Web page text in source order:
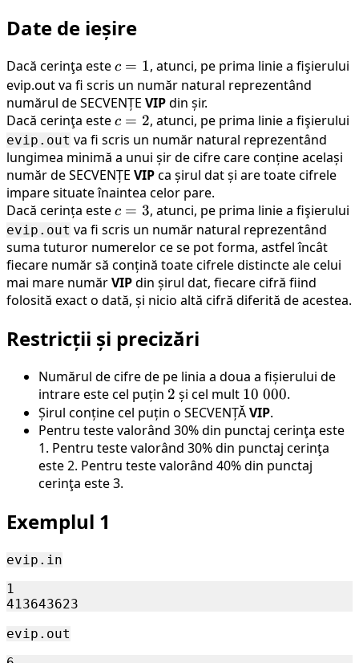
Date de ieșire
Dacă cerinţa estec=1
c = 1, atunci, pe prima linie a fişierului
evip.out va fi scris un număr natural reprezentând
numărul de SECVENȚE VIPdin șir.
Dacă cerinţa estec=2
c = 2, atunci, pe prima linie a fişierului
evip.out va fi scris un număr natural reprezentând
lungimea minimă a unui șir de cifre care conține același
număr de SECVENȚE VIPca șirul dat și are toate cifrele
impare situate înaintea celor pare.
Dacă cerința estec=3
c = 3, atunci, pe prima linie a fişierului
evip.out va fi scris un număr natural reprezentând
suma tuturor numerelor ce se pot forma, astfel încât
fiecare număr să conțină toate cifrele distincte ale celui
mai mare numărVIPdin șirul dat, fiecare cifră fiind
folosită exact o dată, și nicio altă cifră diferită de acestea.
Restricții și precizări
Numărul de cifre de pe linia a doua a fișierului de
intrare este cel puțin 2
2 și cel mult 10
\
000
10 000.
Șirul conține cel puțin o SECVENȚĂVIP.
Pentru teste valorând 30% din punctaj cerinţa este
1. Pentru teste valorând 30% din punctaj cerinţa
este 2. Pentru teste valorând 40% din punctaj
cerinţa este 3.
Exemplul 1
evip.in
1
evip.out